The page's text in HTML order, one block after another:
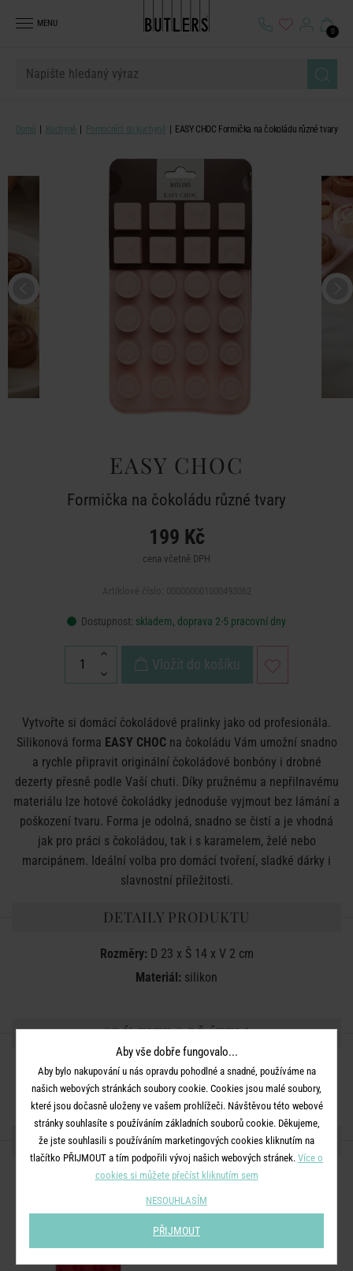
MENU
0
Domů Kuchyně Pomocníci do kuchyně EASY CHOC Formička na čokoládu různé tvary
EASY CHOC
Formička na čokoládu různé tvary
199 Kč
cena včetně DPH
Dostupnost: skladem, doprava 2-5 pracovní dny
Vložit do košíku
Vytvořte si domácí čokoládové pralinky jako od profesionála.
Silikonová forma EASY CHOC na čokoládu Vám umožní snadno
a rychle připravit originální čokoládové bonbóny i drobné
dezerty přesně podle Vaší chuti. Díky pružnému a nepřilnavému
materiálu lze hotové čokoládky jednoduše vyjmout bez lámání a
poškození tvaru. Forma je odolná, snadno se čistí a je vhodná
jak pro práci s čokoládou, tak i s karamelem, želé nebo
marcipánem. Ideální volba pro domácí tvoření, sladké dárky i
slavnostní příležitosti.
DETAILY PRODUKTU
Rozměry: D 23 x Š 14 x V 2 cm
Materiál: silikon
SDÍLEJTE S PŘÁTELI
DALŠÍ PRODUKTY ZE SÉRIE
Aby vše dobře fungovalo...
Aby bylo nakupování u nás opravdu pohodlné a snadné, používáme na
našich webových stránkách soubory cookie. Cookies jsou malé soubory,
které jsou dočasně uloženy ve vašem prohlížeči. Návštěvou této webové
stránky souhlasíte s používáním základních souborů cookie. Děkujeme,
že jste souhlasili s používáním marketingových cookies kliknutím na
tlačítko PŘIJMOUT a tím podpořili vývoj našich webových stránek. Více o
cookies si můžete přečíst kliknutím sem
NESOUHLASÍM
PŘIJMOUT